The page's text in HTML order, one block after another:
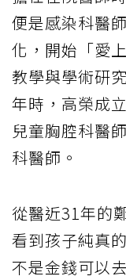
便是感染科醫
化，開始「愛
教學與學術研
年時，高榮成
兒童胸腔科醫
科醫師。
從醫近31年的
看到孩子純真
不是金錢可以